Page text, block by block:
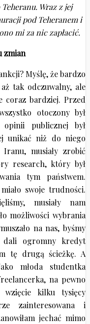
Wraz z jej
pod Teheranem i
mi za nic zapłacić.
zmian
Myślę, że bardzo
tak odczuwalny, ale
coraz bardziej. Przed
otoczony był
publicznej był
unikać niż do niego
musiały zrobić
research, który był
tym państwem.
swoje trudności.
musiały nam
możliwości wybrania
na nas, byśmy
dali ogromny kredyt
tę drugą ścieżkę. A
młoda studentka
na pewno
kilku tysięcy
zainteresowana i
jechać mimo